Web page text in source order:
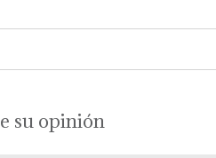
su opinión